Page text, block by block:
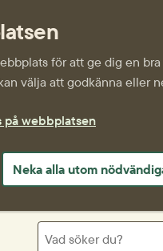
för att ge dig en
välja att godkänna eller
på webbplatsen
Neka alla utom
Sök